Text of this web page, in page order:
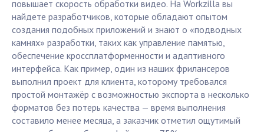
повышает скорость обработки видео. На Workzilla вы
найдете разработчиков, которые обладают опытом
создания подобных приложений и знают о «подводных
камнях» разработки, таких как управление памятью,
обеспечение кроссплатформенности и адаптивного
интерфейса. Как пример, один из наших фрилансеров
выполнил проект для клиента, которому требовался
простой монтажёр с возможностью экспорта в несколько
форматов без потерь качества — время выполнения
составило менее месяца, а заказчик отметил ощутимый